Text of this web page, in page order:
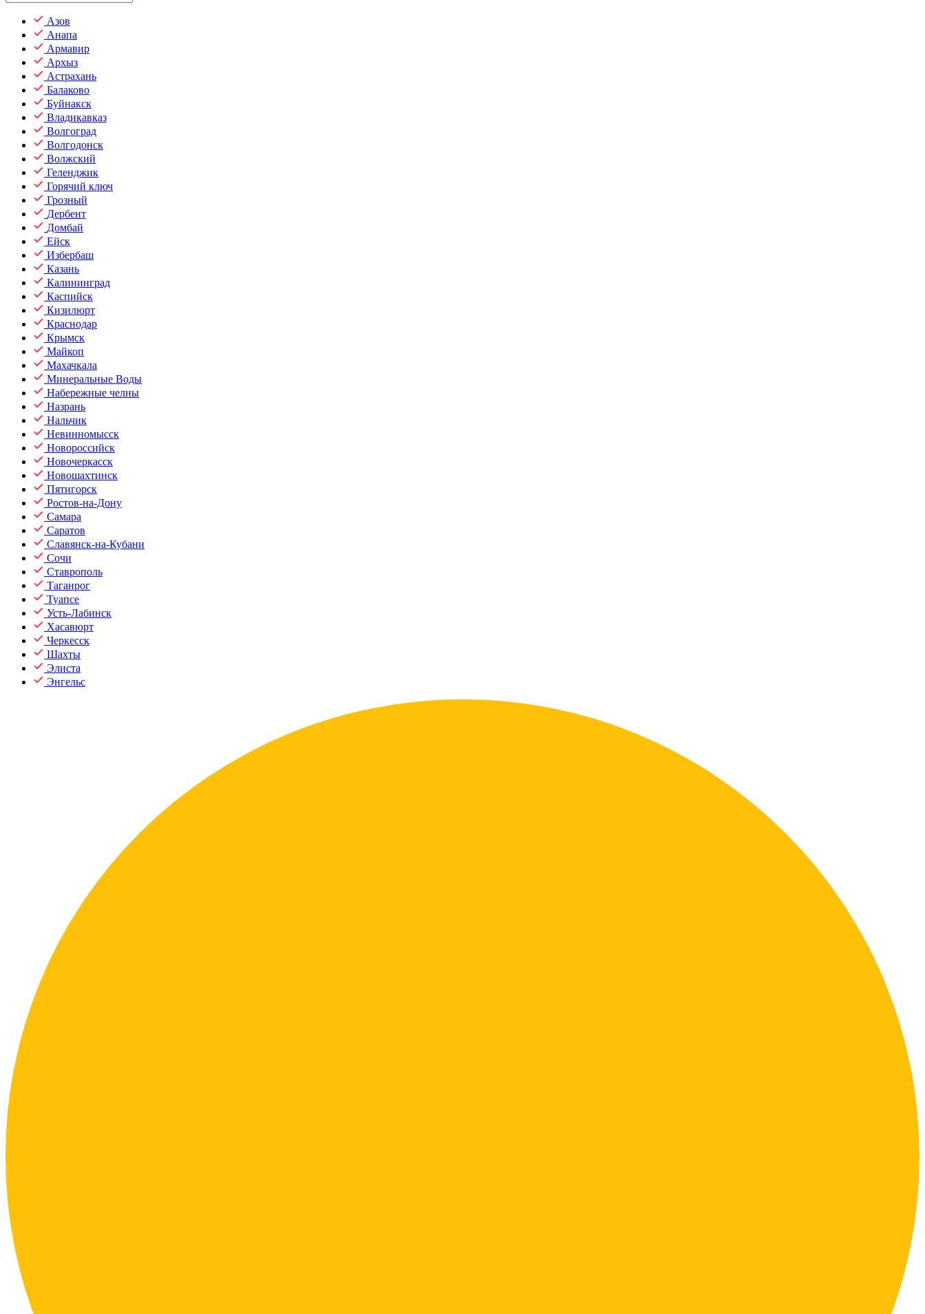
Азов
Анапа
Армавир
Архыз
Астрахань
Балаково
Буйнакск
Владикавказ
Волгоград
Волгодонск
Волжский
Геленджик
Горячий ключ
Грозный
Дербент
Домбай
Ейск
Избербаш
Казань
Калининград
Каспийск
Кизилюрт
Краснодар
Крымск
Майкоп
Махачкала
Минеральные Воды
Набережные челны
Назрань
Нальчик
Невинномысск
Новороссийск
Новочеркасск
Новошахтинск
Пятигорск
Ростов-на-Дону
Самара
Саратов
Славянск-на-Кубани
Сочи
Ставрополь
Таганрог
Туапсе
Усть-Лабинск
Хасавюрт
Черкесск
Шахты
Элиста
Энгельс